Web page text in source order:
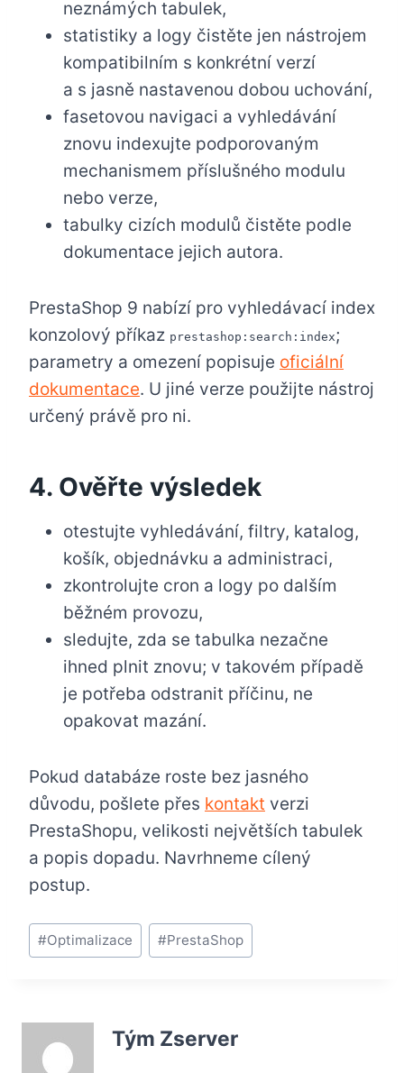
neznámých tabulek,
statistiky a logy čistěte jen nástrojem
kompatibilním s konkrétní verzí
a s jasně nastavenou dobou uchování,
fasetovou navigaci a vyhledávání
znovu indexujte podporovaným
mechanismem příslušného modulu
nebo verze,
tabulky cizích modulů čistěte podle
dokumentace jejich autora.
PrestaShop 9 nabízí pro vyhledávací index
konzolový příkaz prestashop:search:index;
parametry a omezení popisuje oficiální
dokumentace. U jiné verze použijte nástroj
určený právě pro ni.
4. Ověřte výsledek
otestujte vyhledávání, filtry, katalog,
košík, objednávku a administraci,
zkontrolujte cron a logy po dalším
běžném provozu,
sledujte, zda se tabulka nezačne
ihned plnit znovu; v takovém případě
je potřeba odstranit příčinu, ne
opakovat mazání.
Pokud databáze roste bez jasného
důvodu, pošlete přes kontakt verzi
PrestaShopu, velikosti největších tabulek
a popis dopadu. Navrhneme cílený
postup.
Štítky
příspěvků:
#Optimalizace #PrestaShop
Tým Zserver